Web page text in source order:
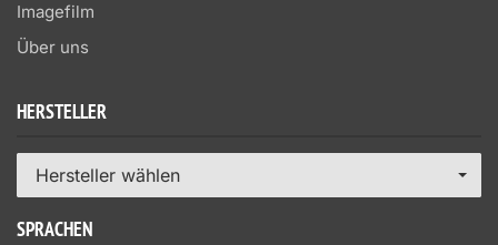
Imagefilm
Über uns
HERSTELLER
Hersteller wählen
SPRACHEN